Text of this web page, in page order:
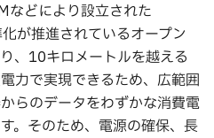
などにより設立された
が推進されているオープン
、10キロメートルを越える
力で実現できるため、広範囲
らのデータをわずかな消費電
。そのため、電源の確保、長